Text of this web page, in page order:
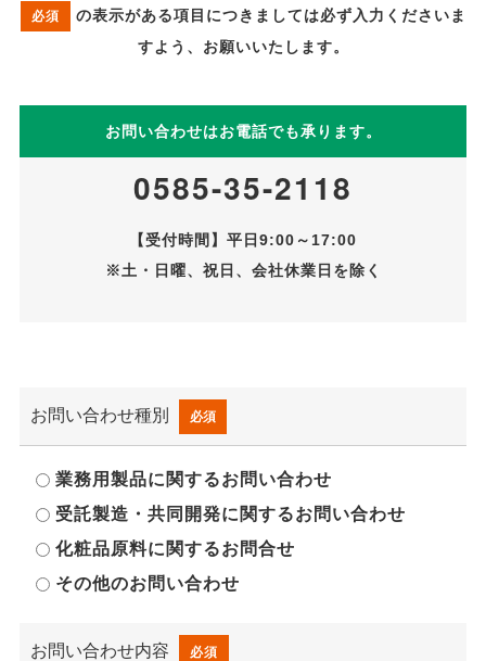
必須
の表示がある項目につきましては必ず入力くださいま
すよう、お願いいたします。
お問い合わせはお電話でも承ります。
0585-35-2118
【受付時間】平日9:00～17:00
※土・日曜、祝日、会社休業日を除く
お問い合わせ種別 必須
業務用製品に関するお問い合わせ
受託製造・共同開発に関するお問い合わせ
化粧品原料に関するお問合せ
その他のお問い合わせ
お問い合わせ内容 必須